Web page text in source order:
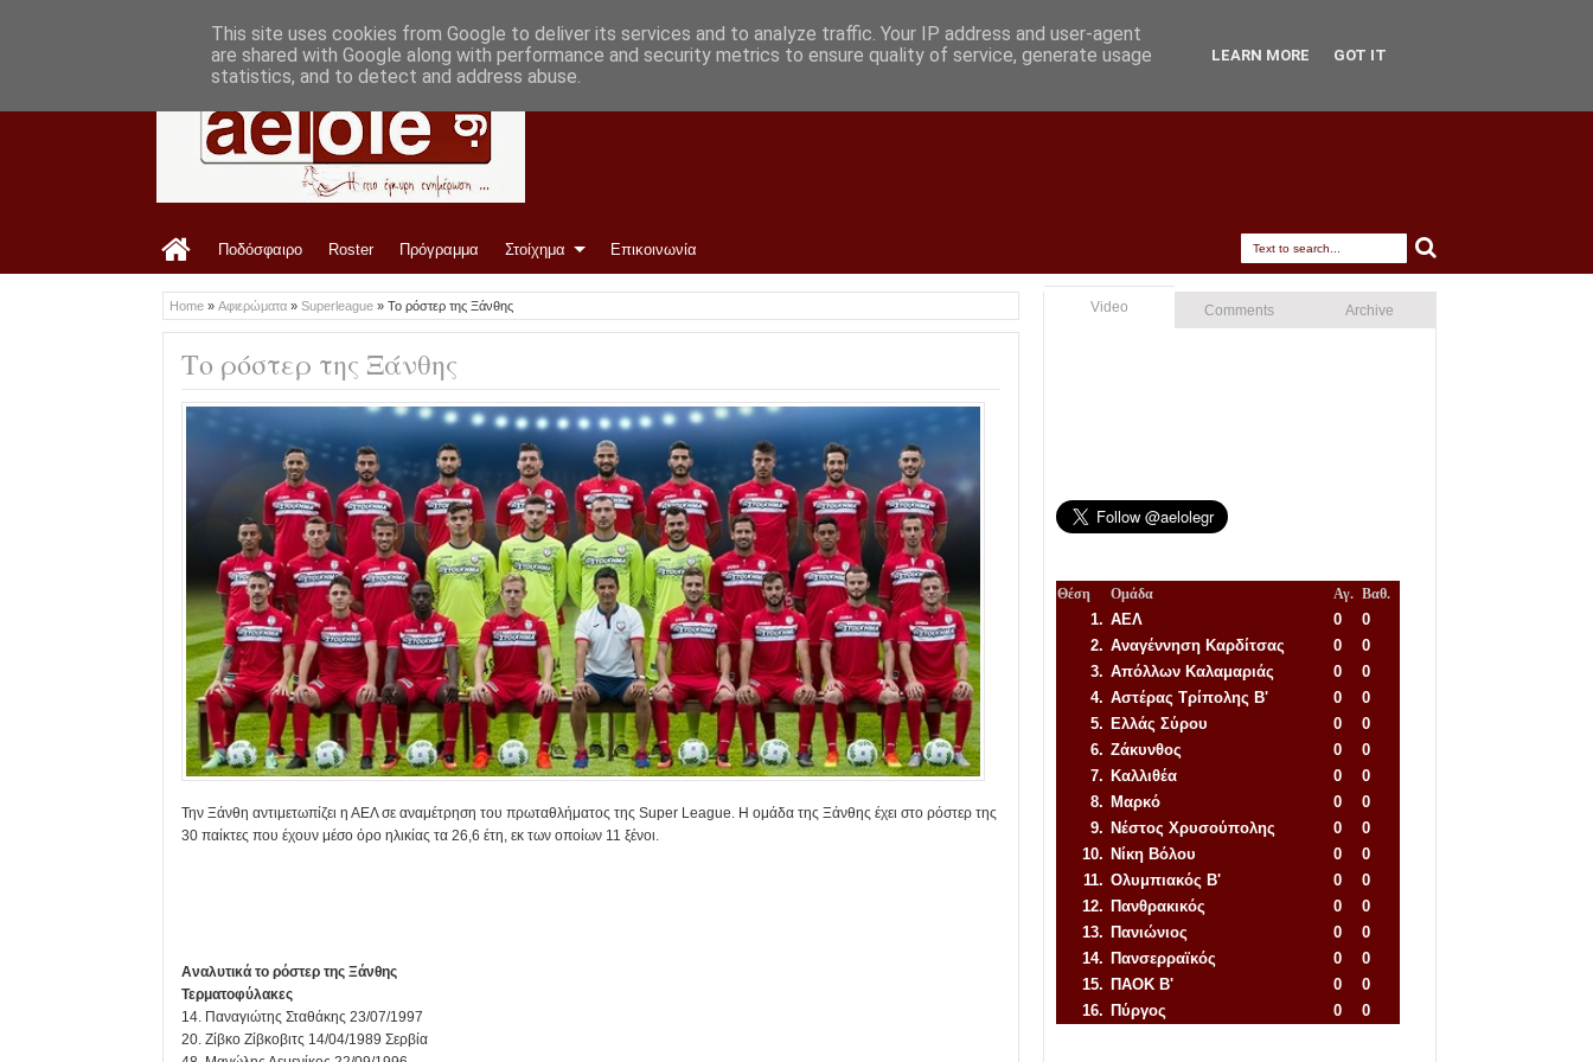
Ποδόσφαιρο Roster Πρόγραμμα Στοίχημα Επικοινωνία
Home » Αφιερώματα » Superleague » Το ρόστερ της Ξάνθης
Το ρόστερ της Ξάνθης
Την Ξάνθη αντιμετωπίζει η ΑΕΛ σε αναμέτρηση του πρωταθλήματος της Super League. Η ομάδα της Ξάνθης έχει στο ρόστερ της
30 παίκτες που έχουν μέσο όρο ηλικίας τα 26,6 έτη, εκ των οποίων 11 ξένοι.
Αναλυτικά το ρόστερ της Ξάνθης
Τερματοφύλακες
14. Παναγιώτης Σταθάκης 23/07/1997
20. Ζίβκο Ζίβκοβιτς 14/04/1989 Σερβία
Video Comments Archive
Θέση Ομάδα Αγ. Βαθ.
1. ΑΕΛ 0
0
2. Αναγέννηση Καρδίτσας 0
0
3. Απόλλων Καλαμαριάς 0
0
4. Αστέρας Τρίπολης Β' 0
0
5. Ελλάς Σύρου 0
0
6. Ζάκυνθος 0
0
7. Καλλιθέα 0
0
8. Μαρκό 0
0
9. Νέστος Χρυσούπολης 0
0
10. Νίκη Βόλου 0
0
11. Ολυμπιακός Β' 0
0
12. Πανθρακικός 0
0
13. Πανιώνιος 0
0
14. Πανσερραϊκός 0
0
15. ΠΑΟΚ Β' 0
0
16. Πύργος 0
0
This site uses cookies from Google to deliver its services and to analyze traffic. Your IP address and user-agent
are shared with Google along with performance and security metrics to ensure quality of service, generate usage
statistics, and to detect and address abuse.
LEARN MORE GOT IT